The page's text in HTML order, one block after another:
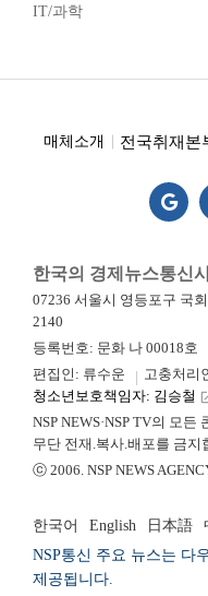
IT/과학
매체소개 전국취재본
한국의 경제뉴스통신
07236 서울시 영등포구 국
2140
등록번호: 문화 나 00018호
편집인: 류수운
고충처리
청소년보호책임자: 김승철
NSP NEWS·NSP TV의 모
무단 전재.복사.배포를 금지
ⓒ 2006. NSP NEWS
한국어 English 日本語
NSP통신 주요 뉴스는 다
제공됩니다.